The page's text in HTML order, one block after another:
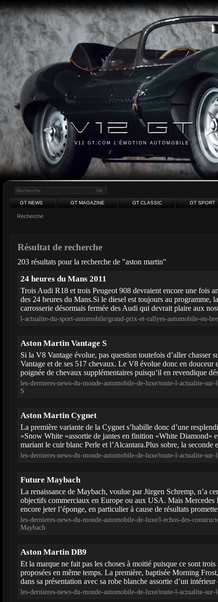
V12 GT.COM L'ÉMOTION AUTOMOBILE
GT NEWS GT MAGAZINE GT CLASSIC GT SPORT
Recherche
Résultat de recherche
203 résultats pour la recherche de "aston martin"
24 heures du Mans 2011
Trois Audi R18 et trois Peugeot 908 devraient encore une fois
des 24 heures du Mans.Si le diesel est toujours au programme,
carrosserie désormais fermée des Audi qui devrait plaire aux
l-actualite-du-sport-automobile/grand-prix-et-rallyes-automobile-en-
Aston Martin Vantage S
Si la V8 Vantage évolue, pas question toutefois d’aller chasser
Vantage et de ses 517 chevaux. Le V8 évolue donc en douceur
poignée de chevaux supplémentaires puisqu’il en revendique
les-dernieres-news-du-monde-automobile-de-luxe/toute-l-actualite-
S
Aston Martin Cygnet
La première variante de la Cygnet s’habille donc d’une
«Snow White »assortie de jantes en finition «White Diamond»
mariant le cuir blanc Perle et l’Alcantara.Plus sobre, la seconde
les-dernieres-news-du-monde-automobile-de-luxe/toute-l-actualite-
Future Maybach
La renaissance de Maybach, voulue par Jürgen Schremp, n’a
objectifs commerciaux en Europe ou aux USA. Mais Mercedes
encore jeter l’éponge, en particulier à cause de résultats
les-dernieres-news-du-monde-automobile-de-luxe/l-echos-des-
Maybach
Aston Martin DB9
Et la marque ne fait pas les choses à moitié puisque ce sont trois
proposées en même temps. La première, baptisée Morning
dans sa présentation avec sa robe blanche assortie d’un
les-dernieres-news-du-monde-automobile-de-luxe/toute-l-actualite-